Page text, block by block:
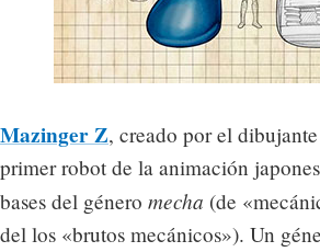
Mazinger Z, creado por el
primer robot de la animación
bases del género mecha (de
del los «brutos mecánicos»). Un